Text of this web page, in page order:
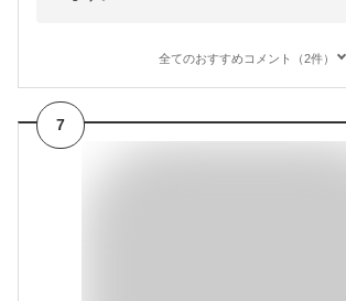
全てのおすすめコメント（2件）
7